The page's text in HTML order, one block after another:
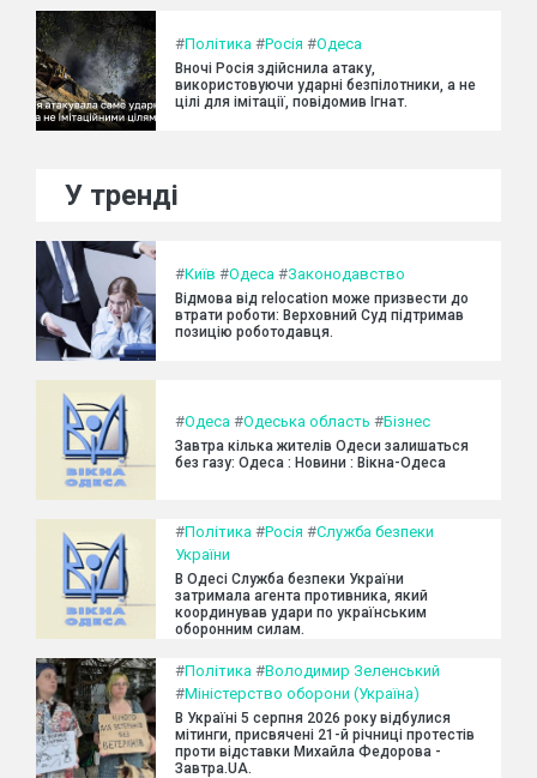
#Політика #Росія #Одеса
Вночі Росія здійснила атаку,
використовуючи ударні безпілотники, а не
цілі для імітації, повідомив Ігнат.
У тренді
#Київ #Одеса #Законодавство
Відмова від relocation може призвести до
втрати роботи: Верховний Суд підтримав
позицію роботодавця.
#Одеса #Одеська область #Бізнес
Завтра кілька жителів Одеси залишаться
без газу: Одеса : Новини : Вікна-Одеса
#Політика #Росія #Служба безпеки
України
В Одесі Служба безпеки України
затримала агента противника, який
координував удари по українським
оборонним силам.
#Політика #Володимир Зеленський
#Міністерство оборони (Україна)
В Україні 5 серпня 2026 року відбулися
мітинги, присвячені 21-й річниці протестів
проти відставки Михайла Федорова -
Завтра.UA.